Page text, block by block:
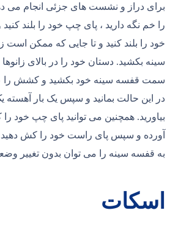
برای دراز و نشست های جزئی انجام می
را خم نگه دارید ، پای چپ خود را بلند
خود را بلند کنید و تا جایی که ممکن است
سینه بکشید. دستان خود را در بالای زانوها
در این حالت بمانید و سپس یک بار آهسته
بیاورید. همچنین می توانید پای چپ خود
آورده و سپس پای راست خود را کش
به قفسه سینه را می توان بدون تغییر
اسکات